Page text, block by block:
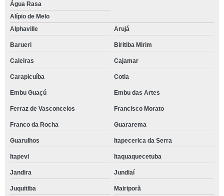
Água Rasa
Alípio de Melo
Alphaville
Arujá
Barueri Biritiba Mirim
Caieiras Cajamar
Carapicuíba Cotia
Embu Guaçú Embu das Artes
Ferraz de Vasconcelos Francisco Morato
Franco da Rocha Guararema
Guarulhos Itapecerica da Serra
Itapevi Itaquaquecetuba
Jandira Jundiaí
Juquitiba Mairiporã